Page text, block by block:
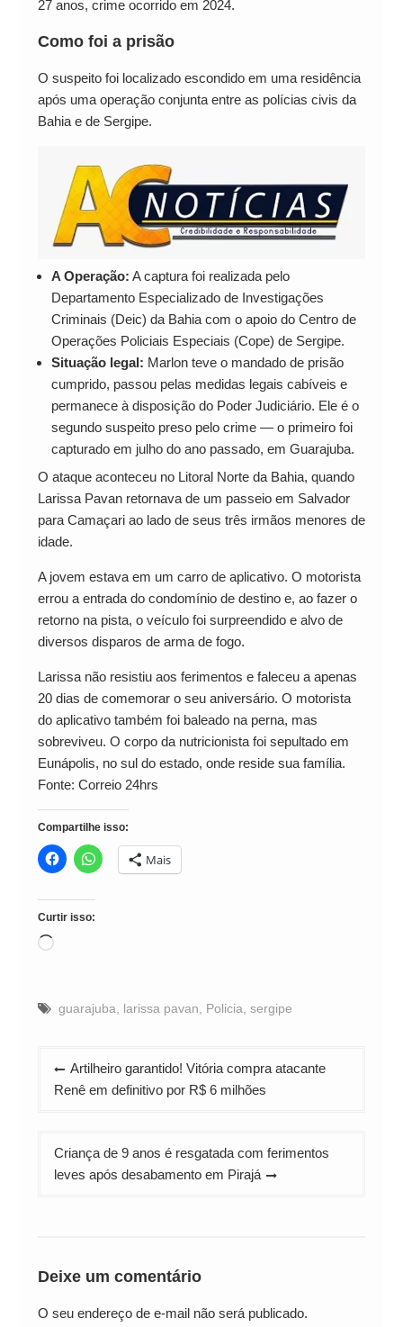
27 anos, crime ocorrido em 2024.
Como foi a prisão
O suspeito foi localizado escondido em uma residência
após uma operação conjunta entre as polícias civis da
Bahia e de Sergipe.
A Operação: A captura foi realizada pelo
Departamento Especializado de Investigações
Criminais (Deic) da Bahia com o apoio do Centro de
Operações Policiais Especiais (Cope) de Sergipe.
Situação legal: Marlon teve o mandado de prisão
cumprido, passou pelas medidas legais cabíveis e
permanece à disposição do Poder Judiciário. Ele é o
segundo suspeito preso pelo crime — o primeiro foi
capturado em julho do ano passado, em Guarajuba.
O ataque aconteceu no Litoral Norte da Bahia, quando
Larissa Pavan retornava de um passeio em Salvador
para Camaçari ao lado de seus três irmãos menores de
idade.
A jovem estava em um carro de aplicativo. O motorista
errou a entrada do condomínio de destino e, ao fazer o
retorno na pista, o veículo foi surpreendido e alvo de
diversos disparos de arma de fogo.
Larissa não resistiu aos ferimentos e faleceu a apenas
20 dias de comemorar o seu aniversário. O motorista
do aplicativo também foi baleado na perna, mas
sobreviveu. O corpo da nutricionista foi sepultado em
Eunápolis, no sul do estado, onde reside sua família.
Fonte: Correio 24hrs
Compartilhe isso:
Mais
Curtir isso:
Carregando...
guarajuba, larissa pavan, Policia, sergipe
Navegação
de
Artilheiro garantido! Vitória compra atacante
Renê em definitivo por R$ 6 milhões
Criança de 9 anos é resgatada com ferimentos
leves após desabamento em Pirajá
Deixe um comentário
O seu endereço de e-mail não será publicado.